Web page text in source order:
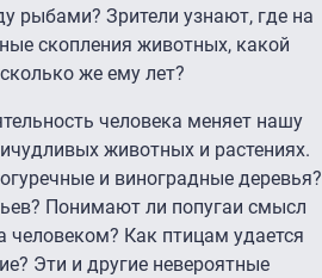
рыбами? Зрители узнают, где на
скопления животных, какой
же ему лет?
человека меняет нашу
животных и растениях.
и виноградные деревья?
Понимают ли попугаи смысл
человеком? Как птицам удается
Эти и другие невероятные